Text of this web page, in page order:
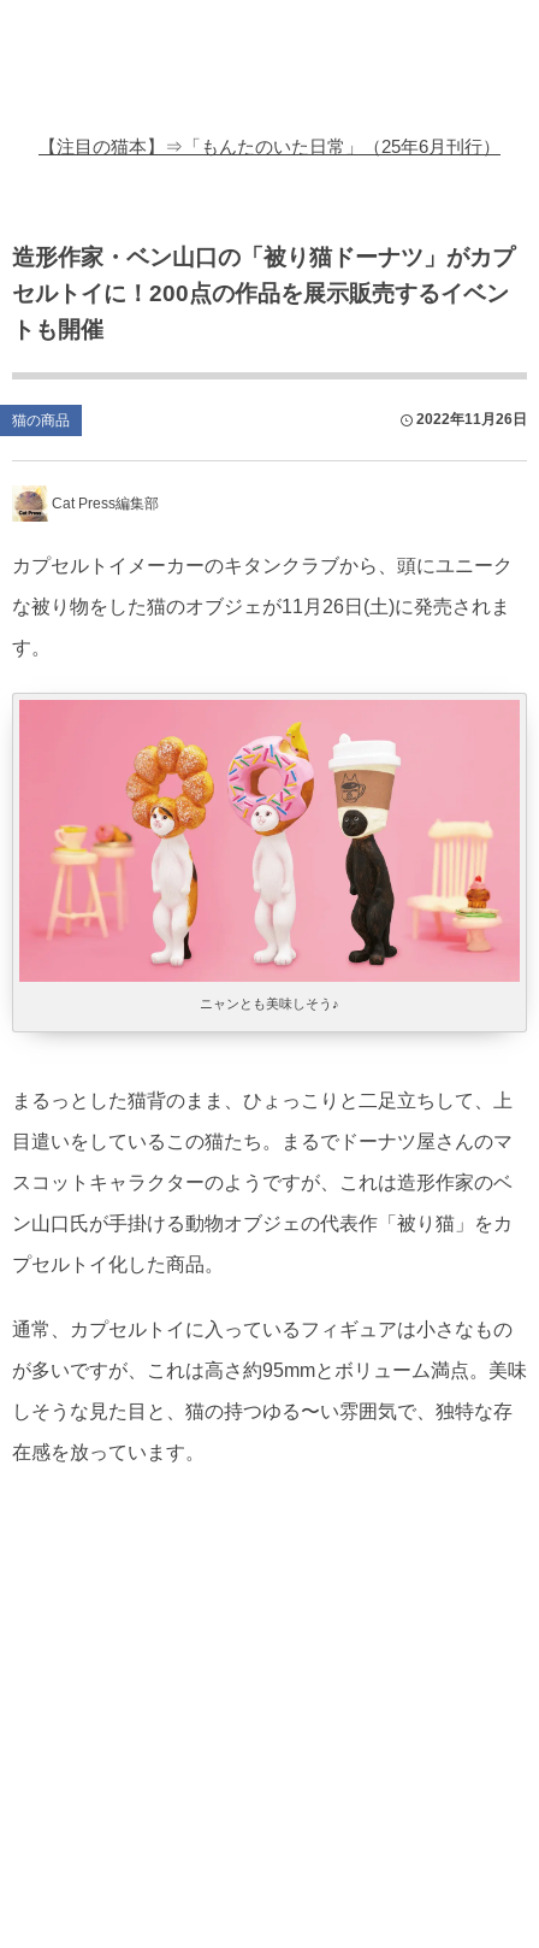
【注目の猫本】⇒「もんたのいた日常」（25年6月刊行）
造形作家・ベン山口の「被り猫ドーナツ」がカプ
セルトイに！200点の作品を展示販売するイベン
トも開催
猫の商品 2022年11月26日
Cat Press編集部
カプセルトイメーカーのキタンクラブから、頭にユニーク
な被り物をした猫のオブジェが11月26日(土)に発売されま
す。
ニャンとも美味しそう♪
まるっとした猫背のまま、ひょっこりと二足立ちして、上
目遣いをしているこの猫たち。まるでドーナツ屋さんのマ
スコットキャラクターのようですが、これは造形作家のベ
ン山口氏が手掛ける動物オブジェの代表作「被り猫」をカ
プセルトイ化した商品。
通常、カプセルトイに入っているフィギュアは小さなもの
が多いですが、これは高さ約95mmとボリューム満点。美味
しそうな見た目と、猫の持つゆる〜い雰囲気で、独特な存
在感を放っています。
猫のゲーム・アプリ